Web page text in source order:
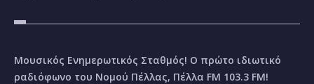
Μουσικός Ενημερωτικός Σταθμός! Ο πρώτο ιδιωτικό
ραδιόφωνο του Νομού Πέλλας, Πέλλα FM 103.3 FM!